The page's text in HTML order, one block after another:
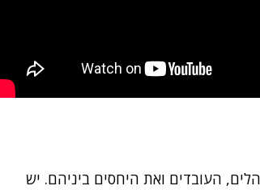
העובדים ואת היחסים ביניהם. יש